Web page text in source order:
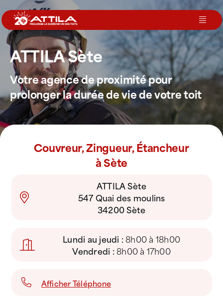
Passer
au
contenu
Le groupe
Nos services
Nos agences
Votre toit
ATTILA Sète
Votre agence de proximité pour
prolonger la durée de vie de votre toit
Couvreur, Zingueur, Étancheur
à Sète
ATTILA Sète
547 Quai des moulins
34200 Sète
Lundi au jeudi :8h00 à 18h00
Vendredi :8h00 à 17h00
Afficher Téléphone